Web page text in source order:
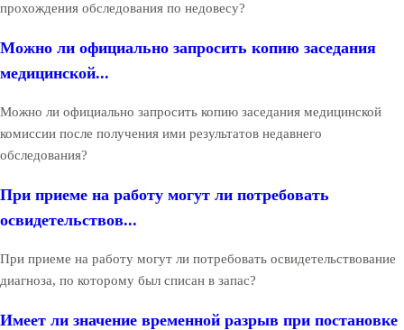
прохождения обследования по недовесу?
Можно ли официально запросить копию заседания
медицинской...
Можно ли официально запросить копию заседания медицинской
комиссии после получения ими результатов недавнего
обследования?
При приеме на работу могут ли потребовать
освидетельствов...
При приеме на работу могут ли потребовать освидетельствование
диагноза, по которому был списан в запас?
Имеет ли значение временной разрыв при постановке